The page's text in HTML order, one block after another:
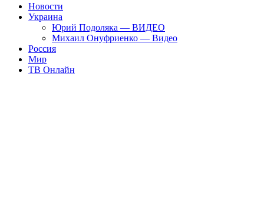
Новости
Украина
Юрий Подоляка — ВИДЕО
Михаил Онуфриенко — Видео
Россия
Мир
ТВ Онлайн